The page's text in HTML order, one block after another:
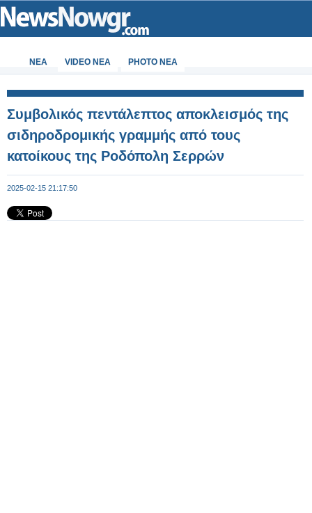
ΝΕΑ VIDEO NEA PHOTO NEA
Συμβολικός πεντάλεπτος αποκλεισμός της
σιδηροδρομικής γραμμής από τους
κατοίκους της Ροδόπολη Σερρών
2025-02-15 21:17:50